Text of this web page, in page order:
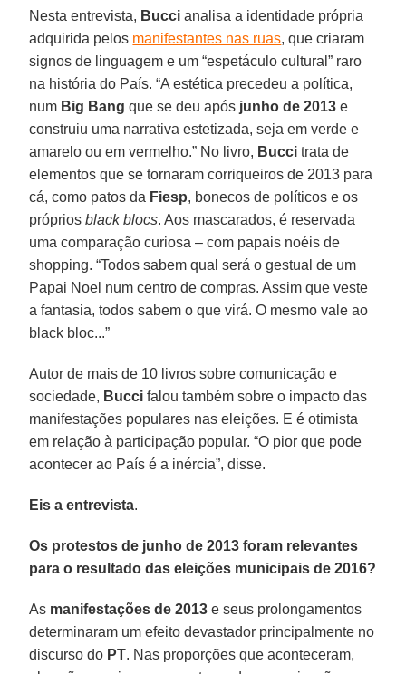
Nesta entrevista, Bucci analisa a identidade própria
adquirida pelos manifestantes nas ruas, que criaram
signos de linguagem e um “espetáculo cultural” raro
na história do País. “A estética precedeu a política,
num Big Bang que se deu após junho de 2013 e
construiu uma narrativa estetizada, seja em verde e
amarelo ou em vermelho.” No livro, Bucci trata de
elementos que se tornaram corriqueiros de 2013 para
cá, como patos da Fiesp, bonecos de políticos e os
própriosblack blocs. Aos mascarados, é reservada
uma comparação curiosa – com papais noéis de
shopping. “Todos sabem qual será o gestual de um
Papai Noel num centro de compras. Assim que veste
a fantasia, todos sabem o que virá. O mesmo vale ao
black bloc...”
Autor de mais de 10 livros sobre comunicação e
sociedade, Bucci falou também sobre o impacto das
manifestações populares nas eleições. E é otimista
em relação à participação popular. “O pior que pode
acontecer ao País é a inércia”, disse.
Eis a entrevista.
Os protestos de junho de 2013 foram relevantes
para o resultado das eleições municipais de 2016?
As manifestações de 2013 e seus prolongamentos
determinaram um efeito devastador principalmente no
discurso do PT. Nas proporções que aconteceram,